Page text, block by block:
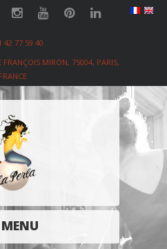
42 77 59 40
FRANÇOIS MIRON, 75004, PARIS,
FRANCE
MENU